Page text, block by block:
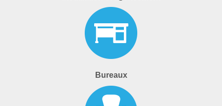
Bureaux